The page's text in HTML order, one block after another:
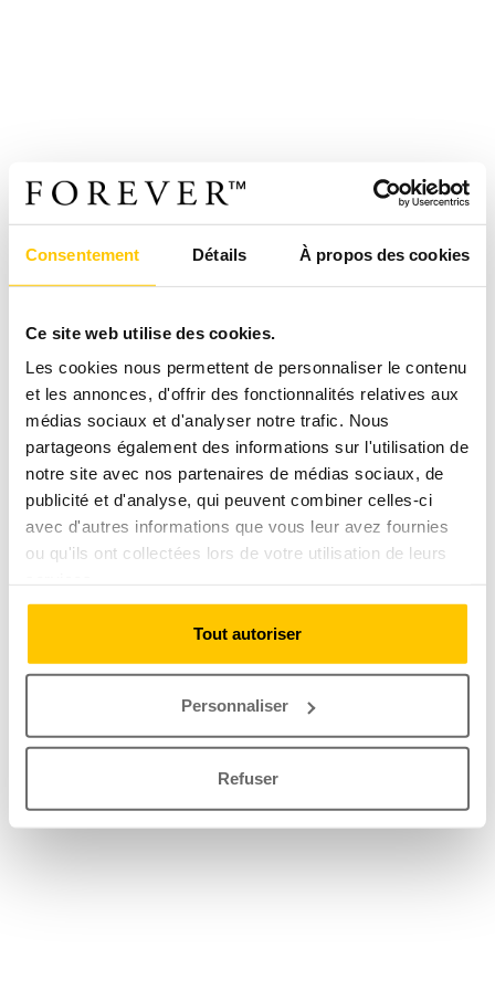
Consentement Détails À propos des cookies
Ce site web utilise des cookies.
Les cookies nous permettent de personnaliser le contenu
et les annonces, d'offrir des fonctionnalités relatives aux
médias sociaux et d'analyser notre trafic. Nous
partageons également des informations sur l'utilisation de
notre site avec nos partenaires de médias sociaux, de
publicité et d'analyse, qui peuvent combiner celles-ci
avec d'autres informations que vous leur avez fournies
ou qu'ils ont collectées lors de votre utilisation de leurs
Tout autoriser
Personnaliser
Refuser